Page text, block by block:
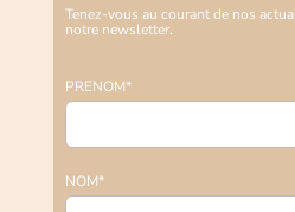
Tenez-vous au courant de nos
notre newsletter.
PRENOM*
NOM*